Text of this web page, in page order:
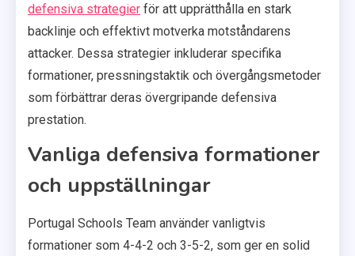
defensiva strategier för att upprätthålla en stark
backlinje och effektivt motverka motståndarens
attacker. Dessa strategier inkluderar specifika
formationer, pressningstaktik och övergångsmetoder
som förbättrar deras övergripande defensiva
prestation.
Vanliga defensiva formationer
och uppställningar
Portugal Schools Team använder vanligtvis
formationer som 4-4-2 och 3-5-2, som ger en solid